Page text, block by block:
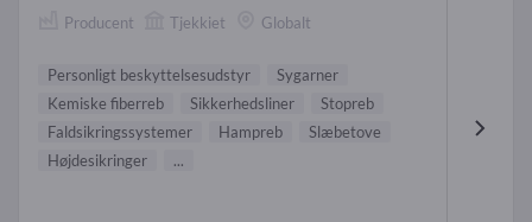
Producent Tjekkiet Globalt
Personligt beskyttelsesudstyr
Sygarner
Kemiske fiberreb
Sikkerhedsliner
Stopreb
Faldsikringssystemer
Hampreb
Slæbetove
Højdesikringer
...